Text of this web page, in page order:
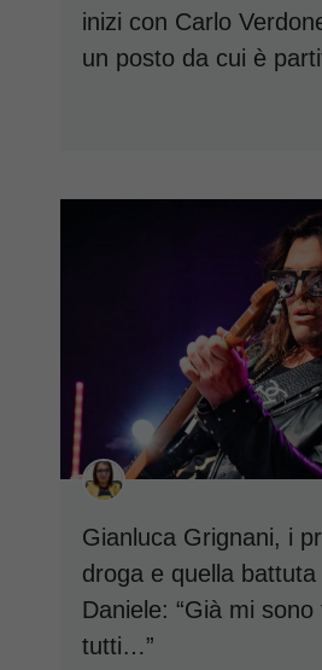
inizi con Carlo
un posto da cui è
Gianluca Grignani, i
droga e quella battuta
Daniele: “Già mi sono
tutti…”